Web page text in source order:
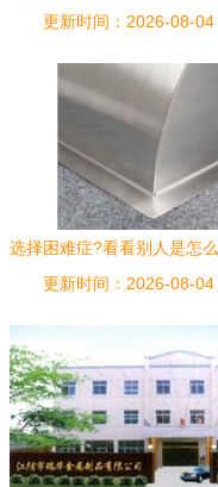
圆孔网洞洞板工艺
更新时间：2026-08-
选择困难症?看看别人是怎
槽产品的
更新时间：2026-08-